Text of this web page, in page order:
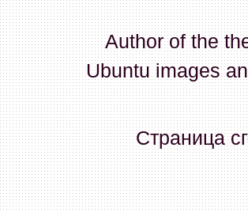
GenKass:По
02 Апреля 2026,
GenKass:Всем
серии (6592) 1-
прошить до
Атол 11 видится
Author of the
Ubuntu images
Страница